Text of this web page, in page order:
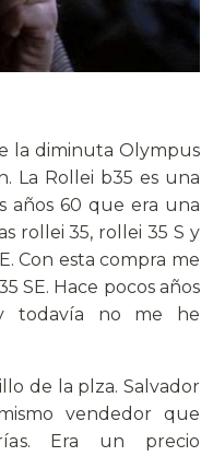
la diminuta Olympus
La Rollei b35 es una
años 60 que era una
rollei 35, rollei 35 S y
Con esta compra me
SE. Hace pocos años
todavía no me he
de la plza. Salvador
vendedor que
Era un precio